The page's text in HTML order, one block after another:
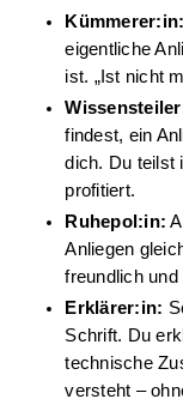
Kümmerer:in:
eigentliche
ist. „Ist nicht
findest, ein
dich. Du teilst
profitiert.
Ruhepol:in:
Anliegen
freundlich
Erklärer:in:
Schrift. Du
technische
versteht –